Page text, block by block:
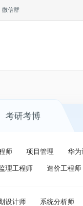
微信群
考研考博
师 项目管理 华为
理工程师 造价工程师
设计师 系统分析师